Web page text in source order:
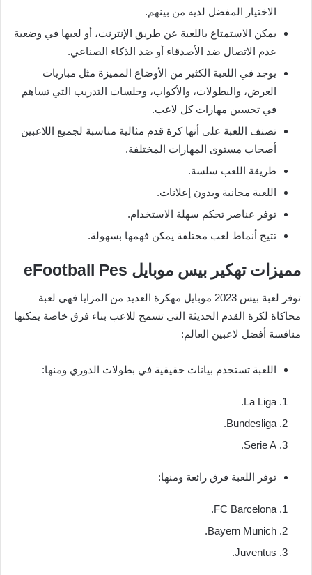
الاختيار المفضل لديه من بينهم.
يمكن الاستمتاع باللعبة عن طريق الإنترنت، أو لعبها في وضعية
عدم الاتصال ضد الأصدقاء أو ضد الذكاء الصناعي.
يوجد في اللعبة الكثير من الأوضاع المميزة مثل مباريات
العرض، والبطولات، والأكواب، وجلسات التدريب التي تساهم
في تحسين مهارات كل لاعب.
تصنف اللعبة على أنها كرة قدم مثالية مناسبة لجميع اللاعبين
أصحاب مستوى المهارات المختلفة.
طريقة اللعب سلسة.
اللعبة مجانية وبدون إعلانات.
توفر عناصر تحكم سهلة الاستخدام.
تتيح أنماط لعب مختلفة يمكن فهمها بسهولة.
مميزات تهكير بيس موبايل eFootball Pes
توفر لعبة بيس 2023 موبايل مهكرة العديد من المزايا فهي لعبة
محاكاة لكرة القدم الحديثة التي تسمح للاعب بناء فرق خاصة يمكنها
منافسة أفضل لاعبين العالم:
اللعبة تستخدم بيانات حقيقية في بطولات الدوري ومنها:
La Liga.
Bundesliga.
Serie A.
توفر اللعبة فرق رائعة ومنها:
FC Barcelona.
Bayern Munich.
Juventus.